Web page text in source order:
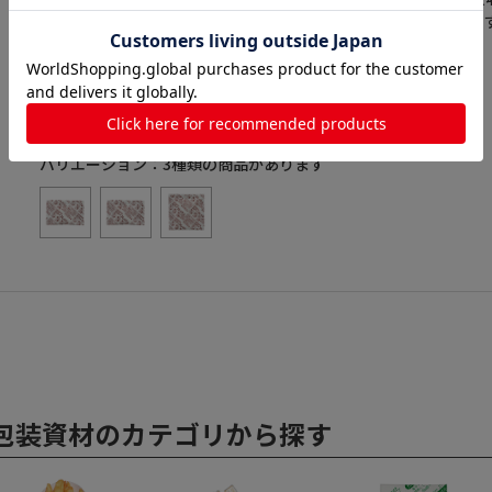
酸ガスを吸収することで、青果物を長く保つための鮮度保持剤
酸素剤ではありません。●主な食品例として、長芋・さとうきび
ンゴ・ブロッコリー・枝豆・ぶどう・筍など。
商品コード： 4562193673035
サイズ：巾60×ピッチ90mm
食品容器・食品包装資材> 炭酸ガス吸収剤
バリエーション：3種類の商品があります
装資材のカテゴリから探す